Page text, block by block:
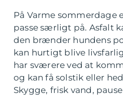
På Varme sommerdage
passe særligt på. Asfalt
den brænder hundens
kan hurtigt blive
har sværere ved at
og kan få solstik eller
Skygge, frisk vand,